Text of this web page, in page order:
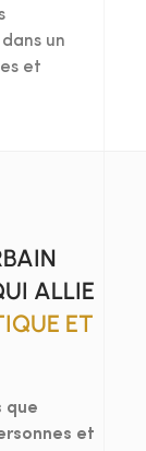
un
et
ALLIE
ET
que
et